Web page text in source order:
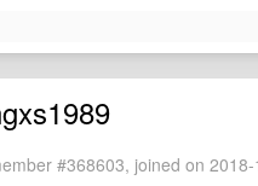
#368603, joined on